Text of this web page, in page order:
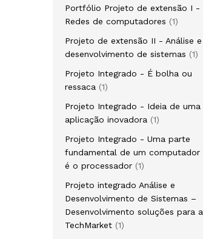
Portfólio Projeto de extensão I -
Redes de computadores
11
Projeto de extensão II - Análise e
desenvolvimento de sistemas
11
Projeto Integrado - É bolha ou
ressaca
11
Projeto Integrado - Ideia de uma
aplicação inovadora
11
Projeto Integrado - Uma parte
fundamental de um computador
é o processador
11
Projeto integrado Análise e
Desenvolvimento de Sistemas –
Desenvolvimento soluções para a
TechMarket
11